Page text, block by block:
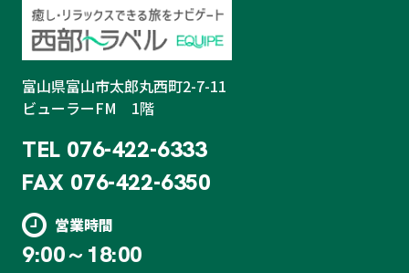
富山県富山市太郎丸西町2-7-11
ビューラーFM 1階
TEL 076-422-6333
FAX 076-422-6350
営業時間
9:00～18:00